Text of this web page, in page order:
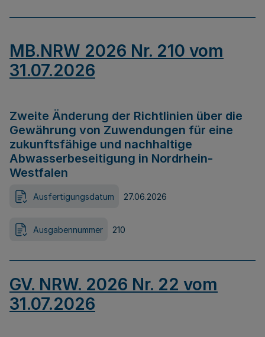
MB.NRW 2026 Nr. 210 vom
31.07.2026
Zweite Änderung der Richtlinien über die
Gewährung von Zuwendungen für eine
zukunftsfähige und nachhaltige
Abwasserbeseitigung in Nordrhein-
Westfalen
Ausfertigungsdatum 27.06.2026
Ausgabennummer 210
GV. NRW. 2026 Nr. 22 vom
31.07.2026